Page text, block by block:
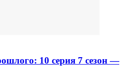
10 серия 7 сезон —